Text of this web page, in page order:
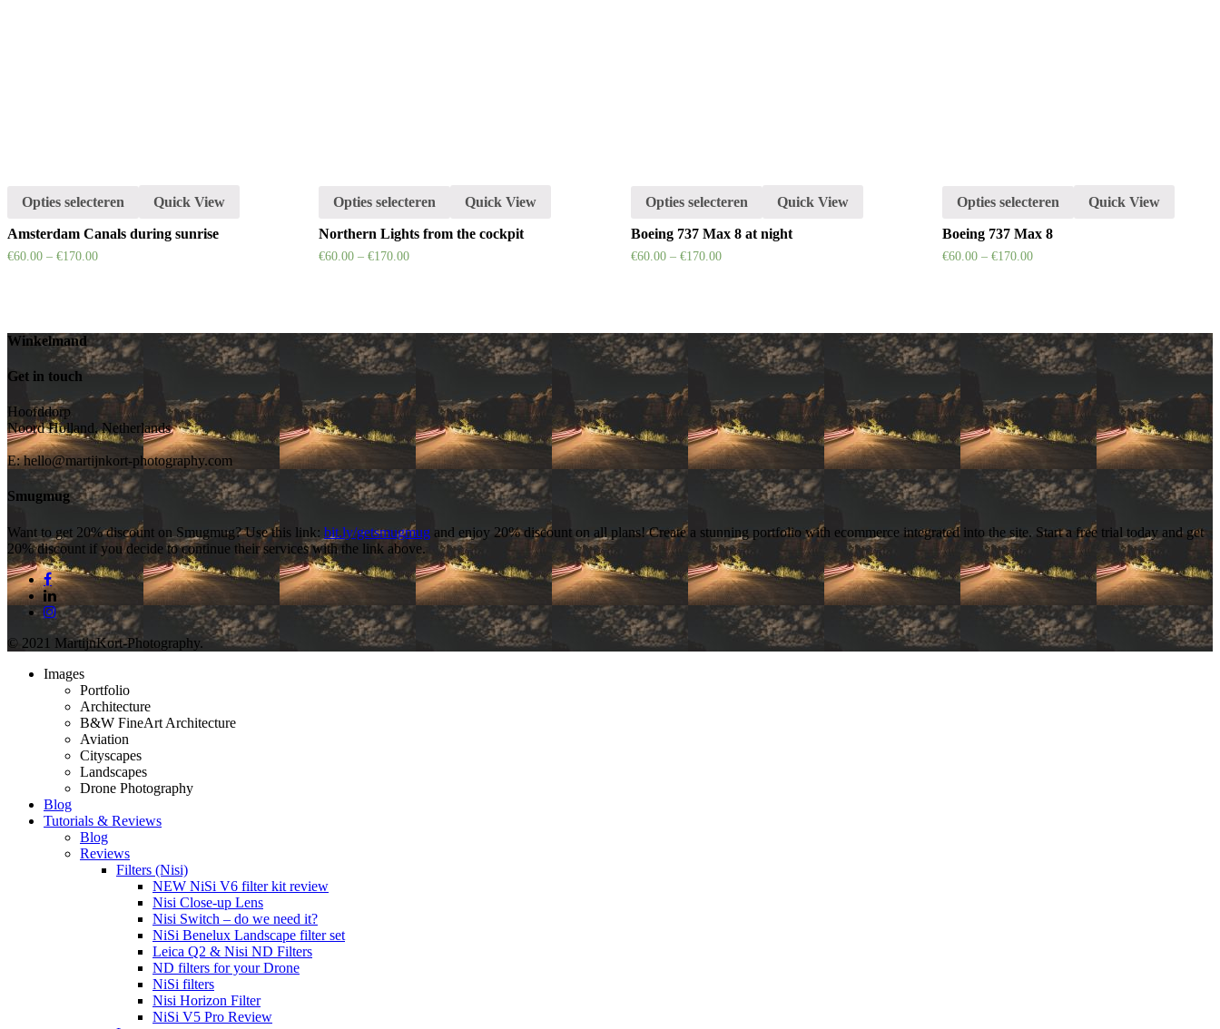
Opties selecteren Quick View
Amsterdam Canals during sunrise
€60.00 – €170.00
Opties selecteren Quick View
Northern Lights from the cockpit
€60.00 –€170.00
Opties selecteren Quick View
Boeing 737 Max 8 at night
€60.00– €170.00
Opties selecteren Quick View
Boeing 737 Max 8
€60.00– €170.00
Winkelmand
Get in touch
Hoofddorp
Noord Holland, Netherlands
E:hello@martijnkort-photography.com
Smugmug
Want to get 20% discount on Smugmug? Use this link: bit.ly/getsmugmug and enjoy 20% discount on all plans! Create a stunning portfolio with ecommerce integrated into the site. Start a free trial today and get
20% discount if you decide to continue their services with the link above.
© 2021 MartijnKort-Photography.
Images
Portfolio
Architecture
B&W FineArt Architecture
Aviation
Cityscapes
Landscapes
Drone Photography
Blog
Tutorials & Reviews
Blog
Reviews
Filters (Nisi)
NEW NiSi V6 filter kit review
Nisi Close-up Lens
Nisi Switch – do we need it?
NiSi Benelux Landscape filter set
Leica Q2 & Nisi ND Filters
ND filters for your Drone
NiSi filters
Nisi Horizon Filter
NiSi V5 Pro Review